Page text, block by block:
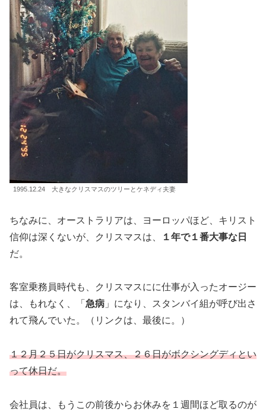
1995.12.24 大きなクリスマスのツリーとケネディ夫妻
ちなみに、オーストラリアは、ヨーロッパほど、キリスト
信仰は深くないが、クリスマスは、
１年で１番大事な日
だ。
客室乗務員時代も、クリスマスにに仕事が入ったオージー
は、もれなく、「 急病 」になり、スタンバイ組が呼び出さ
れて飛んでいた。（リンクは、最後に。）
１２月２５日がクリスマス、２６日がボクシングディとい
って休日だ。
会社員は、もうこの前後からお休みを１週間ほど取るのが